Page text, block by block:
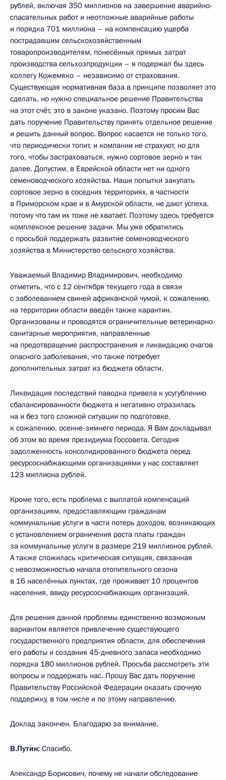
рублей, включая 350 миллионов на завершение аварийно-
спасательных работ и неотложные аварийные работы
и порядка 701 миллиона – на компенсацию ущерба
пострадавшим сельскохозяйственным
товаропроизводителям, понесённых прямых затрат
производства сельхозпродукции – я подержал бы здесь
коллегу Кожемяко – независимо от страхования.
Существующая нормативная база в принципе позволяет это
сделать, но нужно специальное решение Правительства
на этот счёт, это в законе указано. Поэтому просим Вас
дать поручение Правительству принять отдельное решение
и решить данный вопрос. Вопрос касается не только того,
что периодически топит, и компании не страхуют, но для
того, чтобы застраховаться, нужно сортовое зерно и так
далее. Допустим, в Еврейской области нет ни одного
семеноводческого хозяйства. Наши попытки закупать
сортовое зерно в соседних территориях, в частности
в Приморском крае и в Амурской области, не дают успеха,
потому что там их тоже не хватает. Поэтому здесь требуется
комплексное решение задачи. Мы уже обратились
с просьбой поддержать развитие семеноводческого
хозяйства в Министерство сельского хозяйства.
Уважаемый Владимир Владимирович, необходимо
отметить, что с 12 сентября текущего года в связи
с заболеванием свиней африканской чумой, к сожалению,
на территории области введён также карантин.
Организованы и проводятся ограничительные ветеринарно-
санитарные мероприятия, направленные
на предотвращение распространения и ликвидацию очагов
опасного заболевания, что также потребует
дополнительных затрат из бюджета области.
Ликвидация последствий паводка привела к усугублению
сбалансированности бюджета и негативно отразилась
на и без того сложной ситуации по подготовке,
к сожалению, осенне-зимнего периода. Я Вам докладывал
об этом во время президиума Госсовета. Сегодня
задолженность консолидированного бюджета перед
ресурсоснабжающими организациями у нас составляет
123 миллиона рублей.
Кроме того, есть проблема с выплатой компенсаций
организациям, предоставляющим гражданам
коммунальные услуги в части потерь доходов, возникающих
с установлением ограничения роста платы граждан
за коммунальные услуги в размере 219 миллионов рублей.
А также сложилась критическая ситуация, связанная
с невозможностью начала отопительного сезона
в 16 населённых пунктах, где проживает 10 процентов
населения, ввиду ресурсоснабжающих организаций.
Для решения данной проблемы единственно возможным
вариантом является привлечение существующего
государственного предприятия области, для обеспечения
его работы и создания 45‑дневного запаса необходимо
порядка 180 миллионов рублей. Просьба рассмотреть эти
вопросы и поддержать нас. Прошу Вас дать поручение
Правительству Российской Федерации оказать срочную
поддержку, в том числе и по этому направлению.
Доклад закончен. Благодарю за внимание.
В.Путин: Спасибо.
Александр Борисович, почему не начали обследование